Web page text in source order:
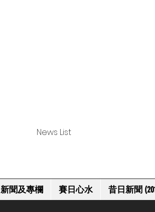
News List
新聞及專欄 賽日心水 昔日新聞